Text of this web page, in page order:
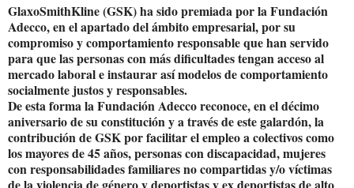
GlaxoSmithKline (GSK) ha sido premiada por la Fundación
Adecco, en el apartado del ámbito empresarial, por su
compromiso y comportamiento responsable que han servido
para que las personas con más dificultades tengan acceso al
mercado laboral e instaurar así modelos de comportamiento
socialmente justos y responsables.
De esta forma la Fundación Adecco reconoce, en el décimo
aniversario de su constitución y a través de este galardón, la
contribución de GSK por facilitar el empleo a colectivos como
los mayores de 45 años, personas con discapacidad, mujeres
con responsabilidades familiares no compartidas y/o víctimas
de la violencia de género y deportistas y ex deportistas de alto